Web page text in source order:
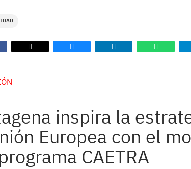
inspira la
Europea con el
CAETRA